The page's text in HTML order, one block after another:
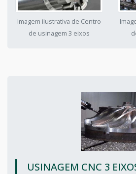
Imagem ilustrativa de Centro
de usinagem 3 eixos
USINAGEM CNC 3